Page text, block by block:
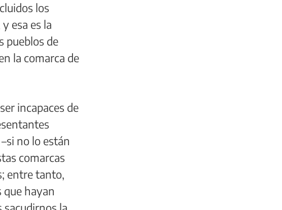
los
esa es la
pueblos de
la comarca de
incapaces de
no lo están
comarcas
entre tanto,
hayan